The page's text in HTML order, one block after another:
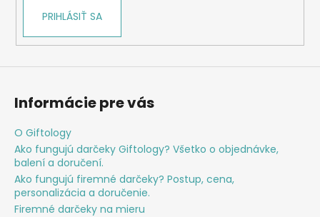
PRIHLÁSIŤ SA
Informácie pre vás
O Giftology
Ako fungujú darčeky Giftology? Všetko o objednávke,
balení a doručení.
Ako fungujú firemné darčeky? Postup, cena,
personalizácia a doručenie.
Firemné darčeky na mieru